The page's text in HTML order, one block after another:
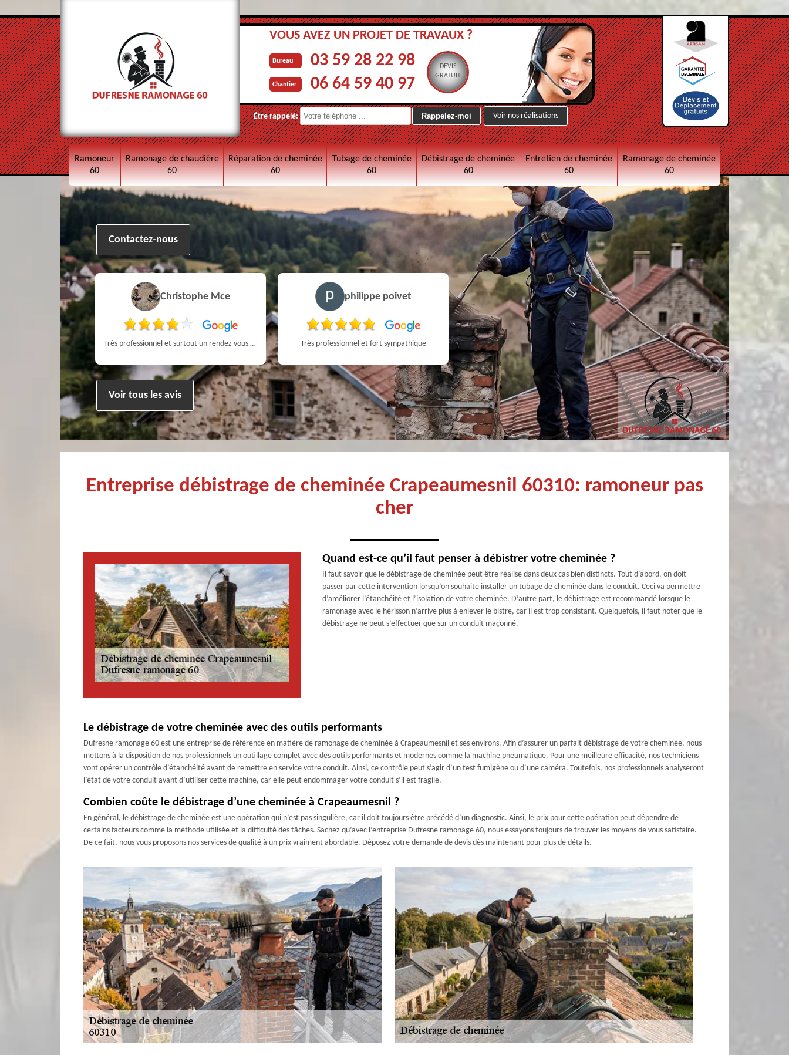
VOUS AVEZ UN PROJET DE TRAVAUX ?
Bureau 03 59 28 22 98
Chantier 06 64 59 40 97
DEVIS
GRATUIT
Être rappelé: Voir nos réalisations
Ramoneur
60
Ramonage de chaudière
60
Réparation de cheminée
60
Tubage de cheminée
60
Débistrage de cheminée
60
Entretien de cheminée
60
Ramonage de cheminée
60
Contactez-nous
Christophe Mce
Très professionnel et surtout un rendez vous rapide pour un ramonage efficace
philippe poivet
Très professionnel et fort sympathique
Simon Bataille-
Vandereecken
De très bon conseil et expertise au top, en plus d’être très sympathique, je recommande! Nous avons été bien aidés et renseignés sur quoi faire de notre insert et son entretien futur, merci :)
sylvain bury
Très bon Professionnel Recommandé
Voir tous les avis
Entreprise débistrage de cheminée Crapeaumesnil 60310: ramoneur pas
cher
Quand est-ce qu’il faut penser à débistrer votre cheminée ?
Il faut savoir que le débistrage de cheminée peut être réalisé dans deux cas bien distincts. Tout d’abord, on doit
passer par cette intervention lorsqu’on souhaite installer un tubage de cheminée dans le conduit. Ceci va permettre
d’améliorer l’étanchéité et l’isolation de votre cheminée. D’autre part, le débistrage est recommandé lorsque le
ramonage avec le hérisson n’arrive plus à enlever le bistre, car il est trop consistant. Quelquefois, il faut noter que le
débistrage ne peut s’effectuer que sur un conduit maçonné.
Le débistrage de votre cheminée avec des outils performants
Dufresne ramonage 60 est une entreprise de référence en matière de ramonage de cheminée à Crapeaumesnil et ses environs. Afin d’assurer un parfait débistrage de votre cheminée, nous
mettons à la disposition de nos professionnels un outillage complet avec des outils performants et modernes comme la machine pneumatique. Pour une meilleure efficacité, nos techniciens
vont opérer un contrôle d’étanchéité avant de remettre en service votre conduit. Ainsi, ce contrôle peut s’agir d’un test fumigène ou d’une caméra. Toutefois, nos professionnels analyseront
l’état de votre conduit avant d’utiliser cette machine, car elle peut endommager votre conduit s’il est fragile.
Combien coûte le débistrage d’une cheminée à Crapeaumesnil ?
En général, le débistrage de cheminée est une opération qui n’est pas singulière, car il doit toujours être précédé d’un diagnostic. Ainsi, le prix pour cette opération peut dépendre de
certains facteurs comme la méthode utilisée et la difficulté des tâches. Sachez qu’avec l’entreprise Dufresne ramonage 60, nous essayons toujours de trouver les moyens de vous satisfaire.
De ce fait, nous vous proposons nos services de qualité à un prix vraiment abordable. Déposez votre demande de devis dès maintenant pour plus de détails.